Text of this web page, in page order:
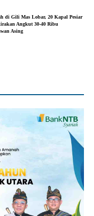
di Gili Mas Lobar, 20 Kapal Pesiar
Angkut 30-40 Ribu
Asing